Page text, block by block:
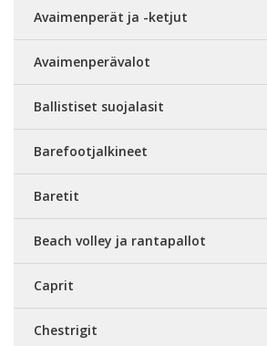
Avaimenperät ja -ketjut
Avaimenperävalot
Ballistiset suojalasit
Barefootjalkineet
Baretit
Beach volley ja rantapallot
Caprit
Chestrigit